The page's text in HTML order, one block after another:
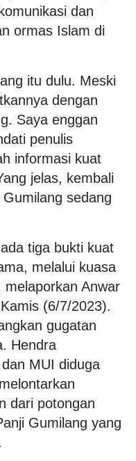
dan
ormas Islam di
itu dulu. Meski
dengan
Saya enggan
penulis
informasi kuat
jelas, kembali
sedang
tiga bukti kuat
melalui kuasa
melaporkan Anwar
(6/7/2023).
gugatan
Hendra
MUI diduga
dari potongan
Gumilang yang